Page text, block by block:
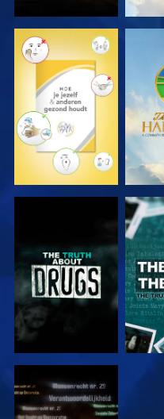
KIJK
KIJK